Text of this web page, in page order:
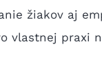
žiakov aj
vlastnej praxi